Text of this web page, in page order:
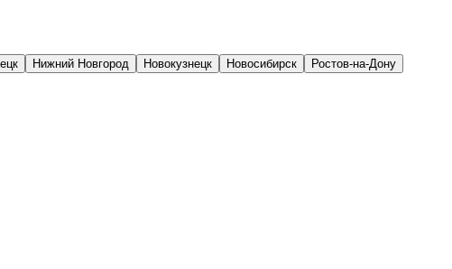
Нижний Новгород Новокузнецк Новосибирск
Ростов-на-Дону